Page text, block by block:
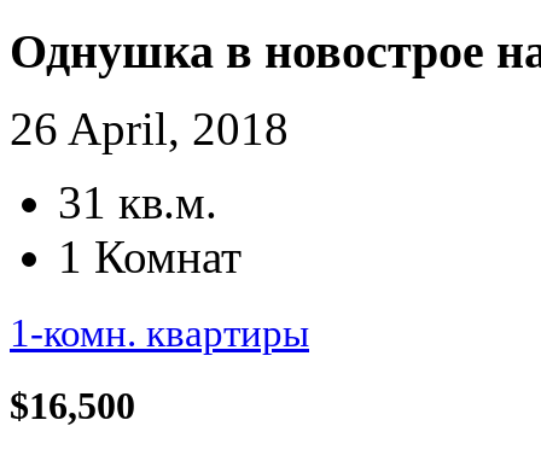
Однушка в новострое
26 April, 2018
31 кв.м.
1 Комнат
1-комн. квартиры
$16,500